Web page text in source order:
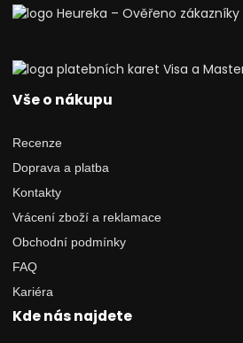
Vše o nákupu
Recenze
Doprava a platba
Kontakty
Vrácení zboží a reklamace
Obchodní podmínky
FAQ
Kariéra
Kde nás najdete